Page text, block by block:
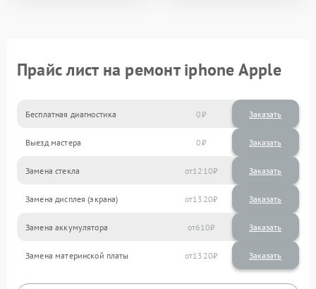
Прайс лист на ремонт iphone Apple
Бесплатная диагностика 0 Заказать
Выезд мастера 0 Заказать
Замена стекла 1210
Замена дисплея (экрана) 1320
Замена аккумулятора 610
Замена материнской платы 1320